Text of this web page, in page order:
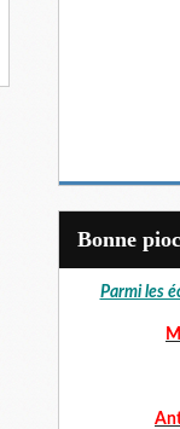
Bonne
Parmi les